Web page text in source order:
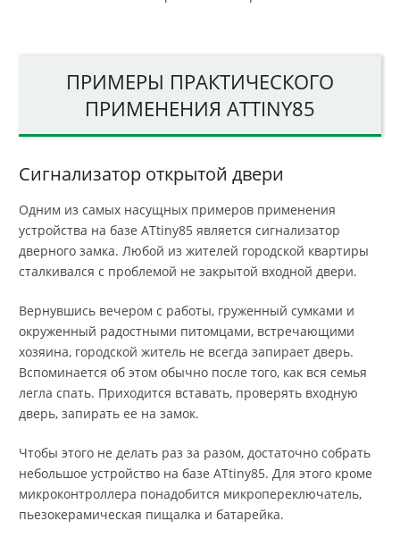
ПРИМЕРЫ ПРАКТИЧЕСКОГО
ПРИМЕНЕНИЯ ATTINY85
Сигнализатор открытой двери
Одним из самых насущных примеров применения
устройства на базе ATtiny85 является сигнализатор
дверного замка. Любой из жителей городской квартиры
сталкивался с проблемой не закрытой входной двери.
Вернувшись вечером с работы, груженный сумками и
окруженный радостными питомцами, встречающими
хозяина, городской житель не всегда запирает дверь.
Вспоминается об этом обычно после того, как вся семья
легла спать. Приходится вставать, проверять входную
дверь, запирать ее на замок.
Чтобы этого не делать раз за разом, достаточно собрать
небольшое устройство на базе ATtiny85. Для этого кроме
микроконтроллера понадобится микропереключатель,
пьезокерамическая пищалка и батарейка.